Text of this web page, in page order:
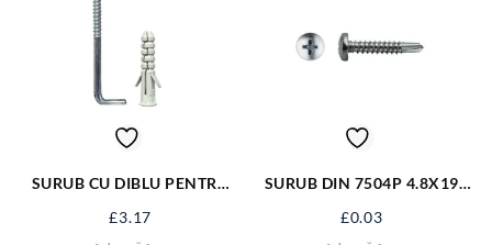
SURUB CU DIBLU PENTRU
£3.17
SURUB DIN 7504P 4.8X19
£0.03